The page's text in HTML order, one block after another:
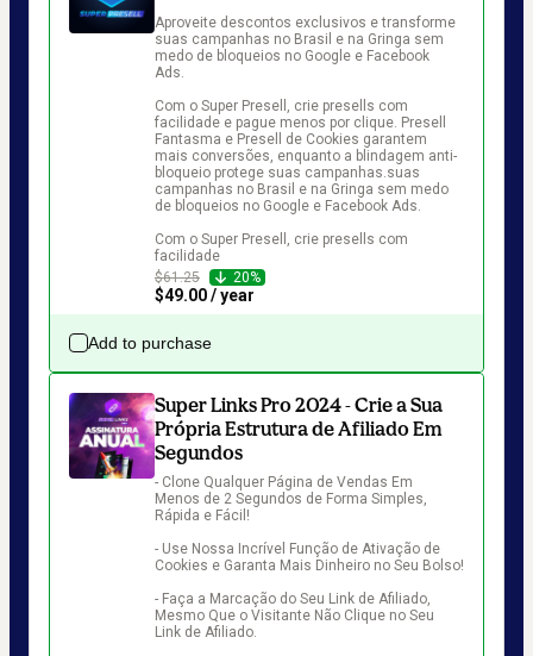
Aproveite descontos exclusivos e transforme
suas campanhas no Brasil e na Gringa sem
medo de bloqueios no Google e Facebook
Ads.
Com o Super Presell, crie presells com
facilidade e pague menos por clique. Presell
Fantasma e Presell de Cookies garantem
mais conversões, enquanto a blindagem anti-
bloqueio protege suas campanhas.suas
campanhas no Brasil e na Gringa sem medo
de bloqueios no Google e Facebook Ads.
Com o Super Presell, crie presells com
facilidade
$61.25
20%
$49.00 / year
Add to purchase
Super Links Pro 2024 - Crie a Sua
Própria Estrutura de Afiliado Em
Segundos
- Clone Qualquer Página de Vendas Em
Menos de 2 Segundos de Forma Simples,
Rápida e Fácil!
- Use Nossa Incrível Função de Ativação de
Cookies e Garanta Mais Dinheiro no Seu Bolso!
- Faça a Marcação do Seu Link de Afiliado,
Mesmo Que o Visitante Não Clique no Seu
Link de Afiliado.